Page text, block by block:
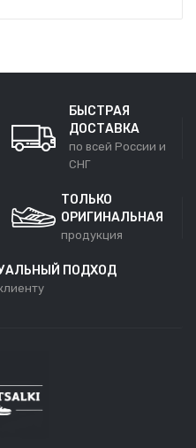
БЫСТРАЯ
ДОСТАВКА
по всей России и
СНГ
ТОЛЬКО
ОРИГИНАЛЬНАЯ
продукция
ПОДХОД